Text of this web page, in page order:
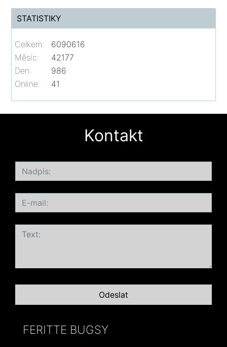
STATISTIKY
Online: 41
Celkem:
6090616
Měsíc:
42177
Den:
986
Kontakt
FERITTE BUGSY